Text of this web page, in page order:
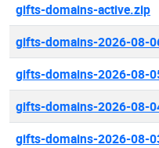
gifts-domains-active.zip
gifts-domains-2026-08-
gifts-domains-2026-08-
gifts-domains-2026-08-
gifts-domains-2026-08-